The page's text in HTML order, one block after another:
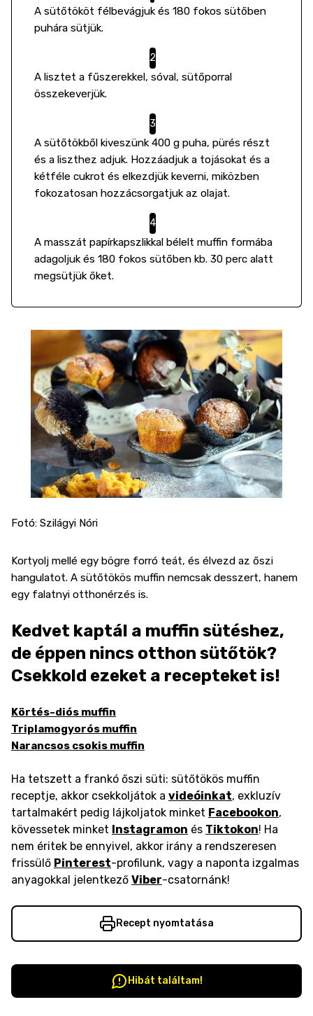
A sütőtököt félbevágjuk és 180 fokos sütőben
puhára sütjük.
A lisztet a fűszerekkel, sóval, sütőporral
összekeverjük.
A sütőtökből kiveszünk 400 g puha, pürés részt
és a liszthez adjuk. Hozzáadjuk a tojásokat és a
kétféle cukrot és elkezdjük keverni, miközben
fokozatosan hozzácsorgatjuk az olajat.
A masszát papírkapszlikkal bélelt muffin formába
adagoljuk és 180 fokos sütőben kb. 30 perc alatt
megsütjük őket.
Fotó: Szilágyi Nóri
Kortyolj mellé egy bögre forró teát, és élvezd az őszi
hangulatot. A sütőtökös muffin nemcsak desszert, hanem
egy falatnyi otthonérzés is.
Kedvet kaptál a muffin sütéshez,
de éppen nincs otthon sütőtök?
Csekkold ezeket a recepteket is!
Körtés-diós muffin
Triplamogyorós muffin
Narancsos csokis muffin
Ha tetszett a frankó őszi süti: sütőtökös muffin
receptje, akkor csekkoljátok a videóinkat, exkluzív
tartalmakért pedig lájkoljatok minket Facebookon,
kövessetek minket Instagramon és Tiktokon! Ha
nem éritek be ennyivel, akkor irány a rendszeresen
frissülő Pinterest-profilunk, vagy a naponta izgalmas
anyagokkal jelentkező Viber-csatornánk!
Recept nyomtatása
Hibát találtam!